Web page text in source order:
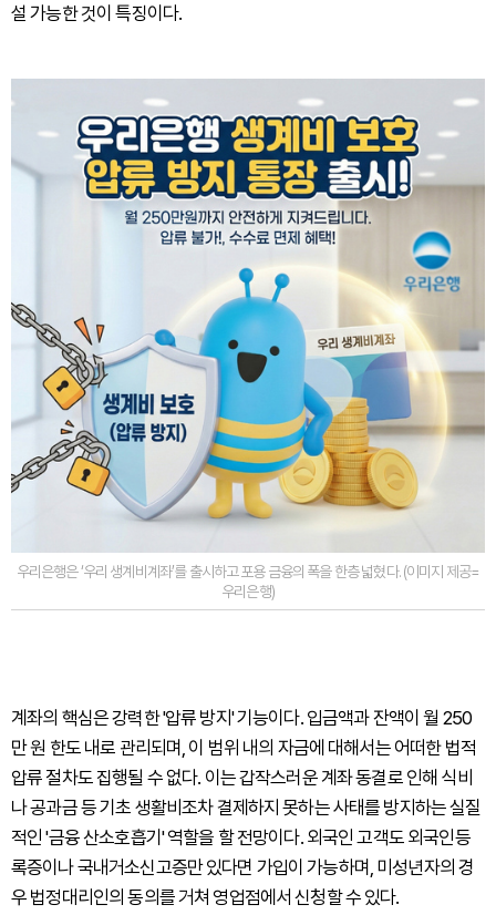
설 가능한 것이 특징이다.
우리은행은 ‘우리 생계비계좌’를 출시하고 포용 금융의 폭을 한층 넓혔다. (이미지 제공=
우리은행)
계좌의 핵심은 강력한 '압류 방지' 기능이다. 입금액과 잔액이 월 250
만 원 한도 내로 관리되며, 이 범위 내의 자금에 대해서는 어떠한 법적
압류 절차도 집행될 수 없다. 이는 갑작스러운 계좌 동결로 인해 식비
나 공과금 등 기초 생활비조차 결제하지 못하는 사태를 방지하는 실질
적인 '금융 산소호흡기' 역할을 할 전망이다. 외국인 고객도 외국인등
록증이나 국내거소신고증만 있다면 가입이 가능하며, 미성년자의 경
우 법정대리인의 동의를 거쳐 영업점에서 신청할 수 있다.